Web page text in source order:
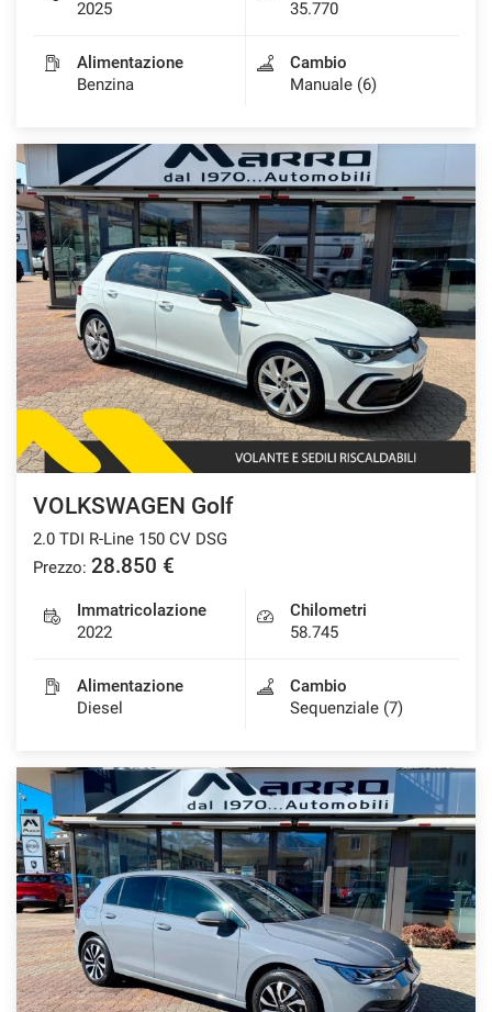
2025
35.770
Alimentazione
Benzina
Cambio
Manuale (6)
VOLKSWAGEN Golf
2.0 TDI R-Line 150 CV DSG
Prezzo: 28.850 €
Immatricolazione
2022
Chilometri
58.745
Alimentazione
Diesel
Cambio
Sequenziale (7)